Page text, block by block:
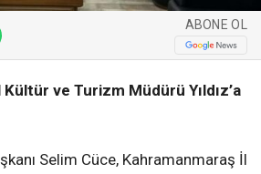
ABONE OL
Kültür ve Turizm Müdürü Yıldız’a
Selim Cüce, Kahramanmaraş İl